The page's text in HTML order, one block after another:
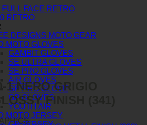
FULL FACE RETRO
RETRO
DESIGNS MOTO GEAR
MOTO GLOVES
GAMBIT GLOVES
SE ULTRA GLOVES
SE PRO GLOVES
AIR GLOVES
GP PRO GLOVE
GP GLOVES
YOUTH AIR
MOTO JERSEY
1 NERO GRIGIO
FINISH (341)